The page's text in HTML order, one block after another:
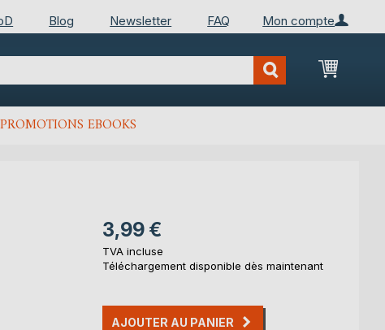
Mon compte
Blog Newsletter FAQ
Mon
PROMOTIONS EBOOKS
3,99 €
TVA incluse
Téléchargement disponible dès maintenant
AJOUTER AU PANIER